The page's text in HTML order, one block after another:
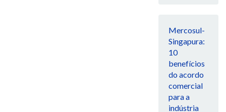
Mercosul-
Singapura:
10
benefícios
do acordo
comercial
para a
indústria